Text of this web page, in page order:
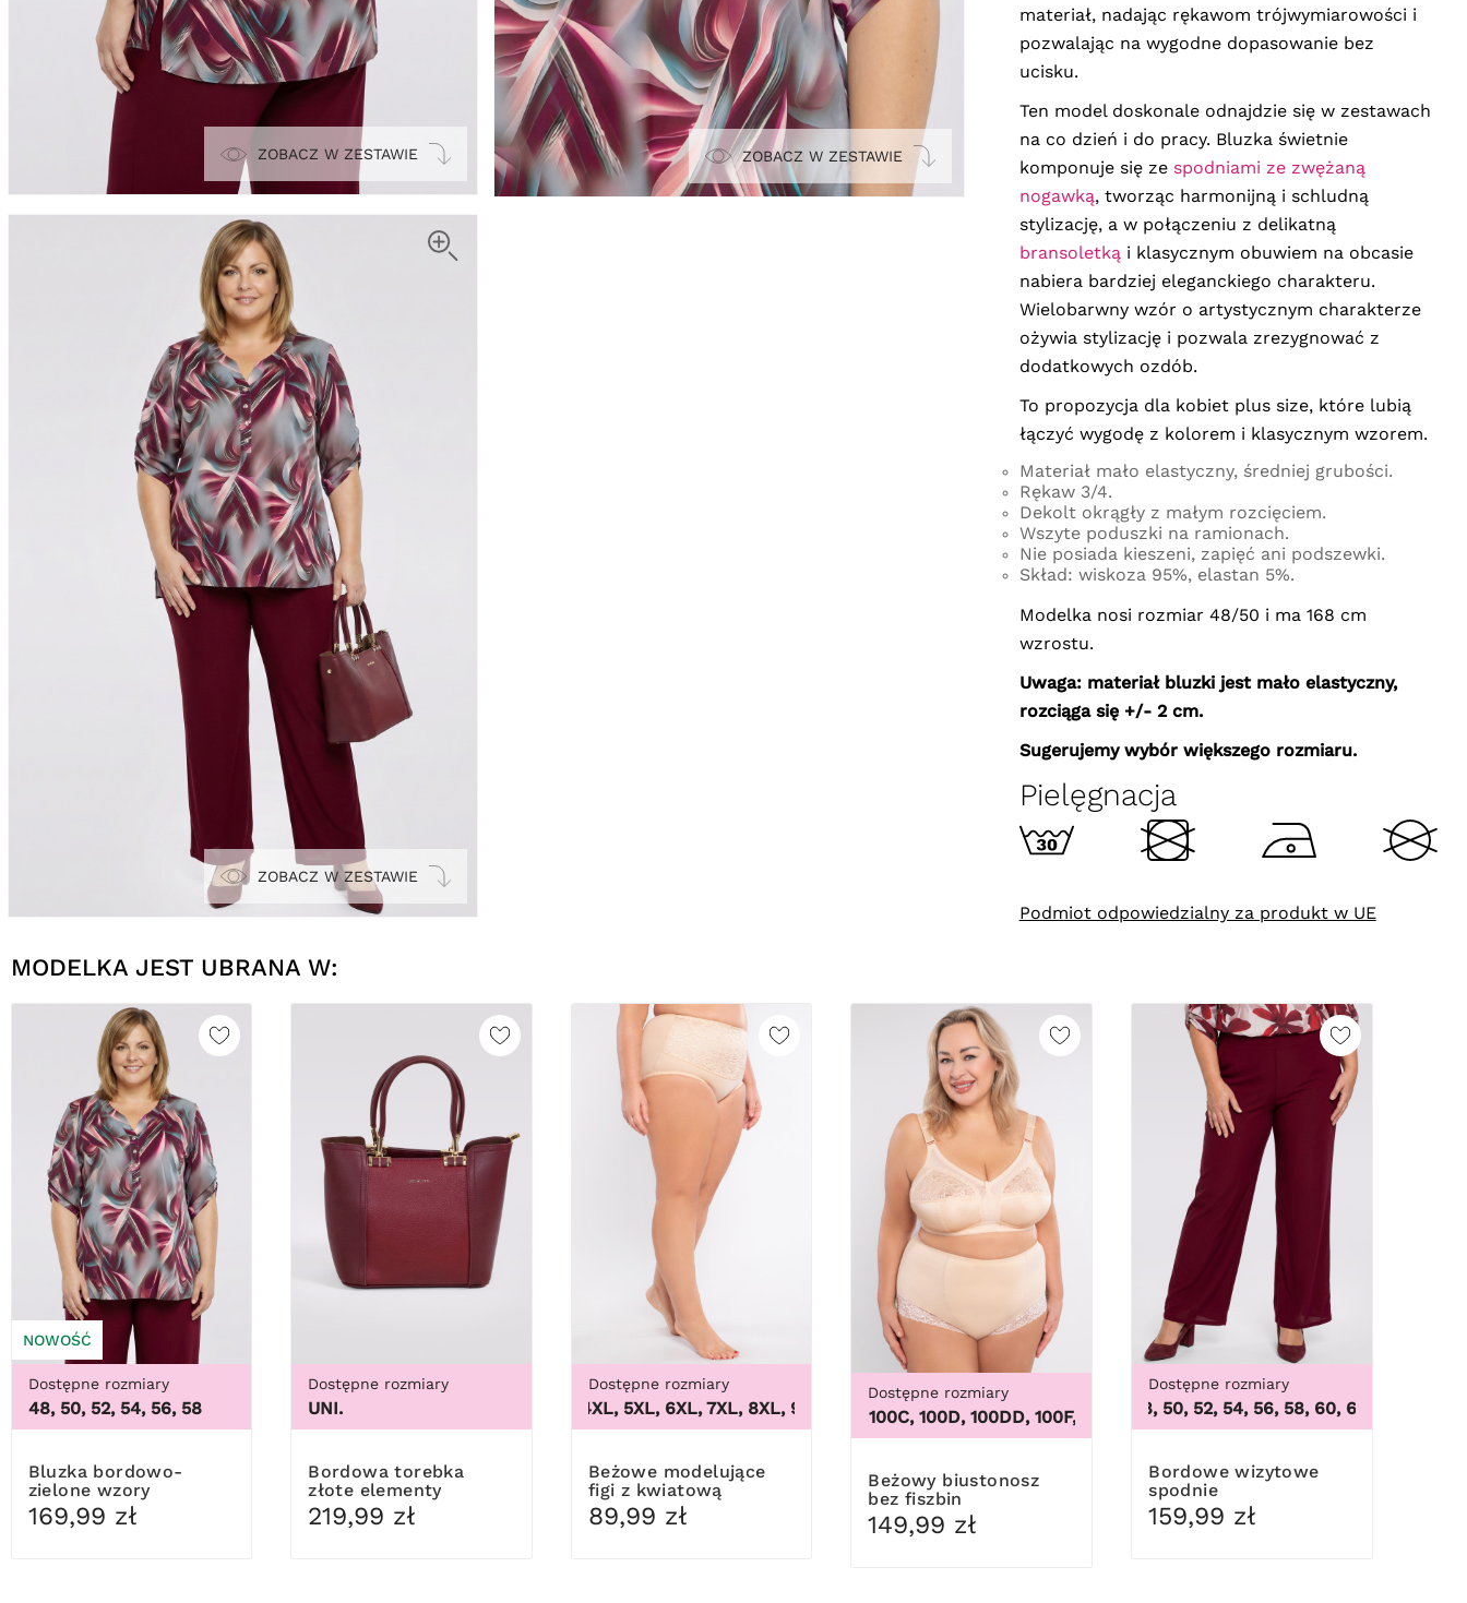
ZOBACZ W ZESTAWIE ZOBACZ W ZESTAWIE
ZOBACZ W ZESTAWIE
materiał, nadając rękawom trójwymiarowości i
pozwalając na wygodne dopasowanie bez
ucisku.
Ten model doskonale odnajdzie się w zestawach
na co dzień i do pracy. Bluzka świetnie
komponuje się ze spodniami ze zwężaną
nogawką, tworząc harmonijną i schludną
stylizację, a w połączeniu z delikatną
bransoletkąi klasycznym obuwiem na obcasie
nabiera bardziej eleganckiego charakteru.
Wielobarwny wzór o artystycznym charakterze
ożywia stylizację i pozwala zrezygnować z
dodatkowych ozdób.
To propozycja dla kobiet plus size, które lubią
łączyć wygodę z kolorem i klasycznym wzorem.
Materiał mało elastyczny, średniej grubości.
Rękaw 3/4.
Dekolt okrągły z małym rozcięciem.
Wszyte poduszki na ramionach.
Nie posiada kieszeni, zapięć ani podszewki.
Skład: wiskoza 95%, elastan 5%.
Modelka nosi rozmiar 48/50 i ma 168 cm
wzrostu.
Uwaga: materiał bluzki jest mało elastyczny,
rozciąga się +/- 2 cm.
Sugerujemy wybór większego rozmiaru.
Pielęgnacja
Podmiot odpowiedzialny za produkt w UE
MODELKA JEST UBRANA W:
NOWOŚĆ
Dostępne rozmiary
48, 50, 52, 54, 56, 58
Bluzka bordowo-
zielone wzory
169,99 zł
Dostępne rozmiary
UNI.
Bordowa torebka
złote elementy
219,99 zł
Dostępne rozmiary
3XL, 4XL, 5XL, 6XL, 7XL, 8XL, 9XL, 3XL, 4XL, 5XL, 6XL, 7XL, 8XL, 9XL
Beżowe modelujące
figi z kwiatową
koronką
89,99 zł
Dostępne rozmiary
100B, 100C, 100D, 100DD, 100F, 100G, 100H, 100I, 100J, 100K, 105B, 105C, 105D,
Beżowy biustonosz
bez fiszbin
149,99 zł
Dostępne rozmiary
46, 48, 50, 52, 54, 56, 58, 60, 62, 64
Bordowe wizytowe
spodnie
159,99 zł